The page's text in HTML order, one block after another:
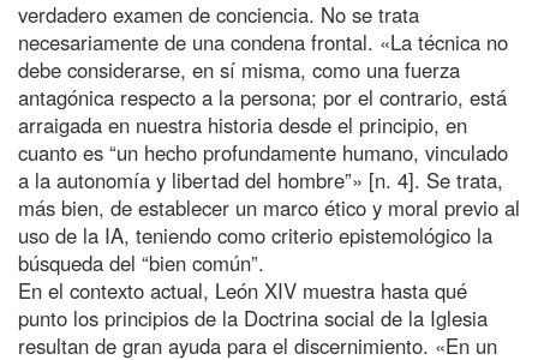
verdadero examen de conciencia. No se trata
necesariamente de una condena frontal. «La técnica no
debe considerarse, en sí misma, como una fuerza
antagónica respecto a la persona; por el contrario, está
arraigada en nuestra historia desde el principio, en
cuanto es “un hecho profundamente humano, vinculado
a la autonomía y libertad del hombre”» [n. 4]. Se trata,
más bien, de establecer un marco ético y moral previo al
uso de la IA, teniendo como criterio epistemológico la
búsqueda del “bien común”.
En el contexto actual, León XIV muestra hasta qué
punto los principios de la Doctrina social de la Iglesia
resultan de gran ayuda para el discernimiento. «En un